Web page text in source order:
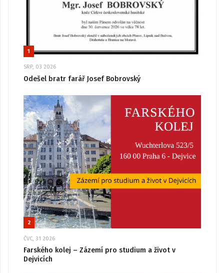
1
SRP, 03 2026
Odešel bratr farář Josef Bobrovský
2
ČVC, 31 2026
Farského kolej – Zázemí pro studium a život v
Dejvicích